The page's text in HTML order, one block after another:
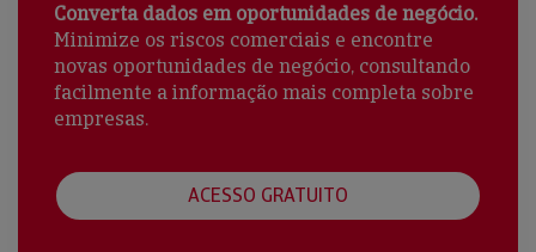
Converta dados em oportunidades de negócio.
Minimize os riscos comerciais e encontre
novas oportunidades de negócio, consultando
facilmente a informação mais completa sobre
empresas.
ACESSO GRATUITO